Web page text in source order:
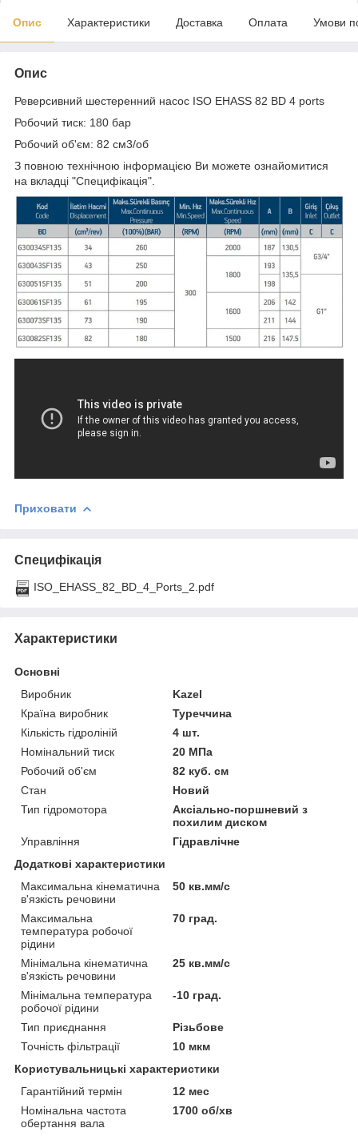
Опис Характеристики Доставка Оплата Умови
Опис
Реверсивний шестеренний насос ISO EHASS 82 BD 4 ports
Робочий тиск: 180 бар
Робочий об'єм: 82 см3/об
З повною технічною інформацією Ви можете ознайомитися
на вкладці "Специфікація".
Приховати
Специфікація
ISO_EHASS_82_BD_4_Ports_2.pdf
Характеристики
Основні
Виробник
Kazel
Країна виробник
Туреччина
Кількість гідроліній
4 шт.
Номінальний тиск
20 МПа
Робочий об'єм
82 куб. см
Стан
Новий
Тип гідромотора
Аксіально-поршневий з
похилим диском
Управління
Гідравлічне
Додаткові характеристики
Максимальна кінематична
в'язкість речовини
50 кв.мм/с
Максимальна
температура робочої
рідини
70 град.
Мінімальна кінематична
в'язкість речовини
25 кв.мм/с
Мінімальна температура
робочої рідини
-10 град.
Тип приєднання
Різьбове
Точність фільтрації
10 мкм
Користувальницькі характеристики
Гарантійний термін
12 мес
Номінальна частота
обертання вала
1700 об/хв